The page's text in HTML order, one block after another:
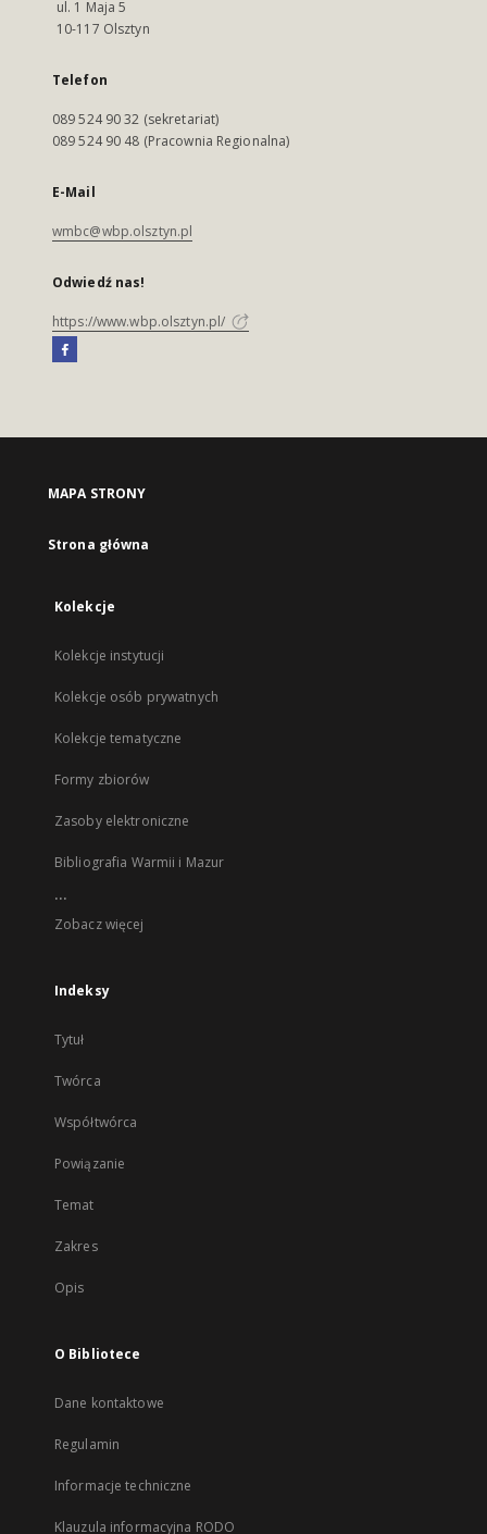
ul. 1 Maja 5
10-117 Olsztyn
Telefon
089 524 90 32 (sekretariat)
089 524 90 48 (Pracownia Regionalna)
E-Mail
wmbc@wbp.olsztyn.pl
Odwiedź nas!
https://www.wbp.olsztyn.pl/
MAPA STRONY
Strona główna
Kolekcje
Kolekcje instytucji
Kolekcje osób prywatnych
Kolekcje tematyczne
Formy zbiorów
Zasoby elektroniczne
Bibliografia Warmii i Mazur
...
Zobacz więcej
Indeksy
Tytuł
Twórca
Współtwórca
Powiązanie
Temat
Zakres
Opis
O Bibliotece
Dane kontaktowe
Regulamin
Informacje techniczne
Klauzula informacyjna RODO